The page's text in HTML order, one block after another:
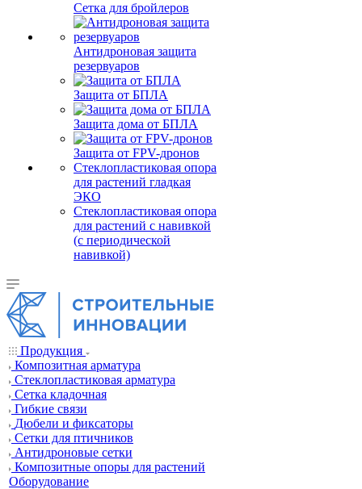
Сетка для бройлеров
Антидроновая защита
резервуаров
Защита от БПЛА
Защита дома от БПЛА
Защита от FPV-дронов
Стеклопластиковая опора
для растений гладкая
ЭКО
Стеклопластиковая опора
для растений с навивкой
(с периодической
навивкой)
Продукция
Композитная арматура
Cтеклопластиковая арматура
Сетка кладочная
Гибкие связи
Дюбели и фиксаторы
Сетки для птичников
Антидроновые сетки
Композитные опоры для растений
Оборудование